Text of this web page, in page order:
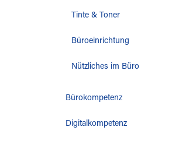
Tinte & Toner
Büroeinrichtung
Nützliches im Büro
Bürokompetenz
Digitalkompetenz